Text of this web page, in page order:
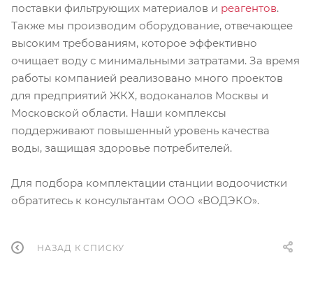
поставки фильтрующих материалов и реагентов.
Также мы производим оборудование, отвечающее
высоким требованиям, которое эффективно
очищает воду с минимальными затратами. За время
работы компанией реализовано много проектов
для предприятий ЖКХ, водоканалов Москвы и
Московской области. Наши комплексы
поддерживают повышенный уровень качества
воды, защищая здоровье потребителей.
Для подбора комплектации станции водоочистки
обратитесь к консультантам ООО «ВОДЭКО».
НАЗАД К СПИСКУ